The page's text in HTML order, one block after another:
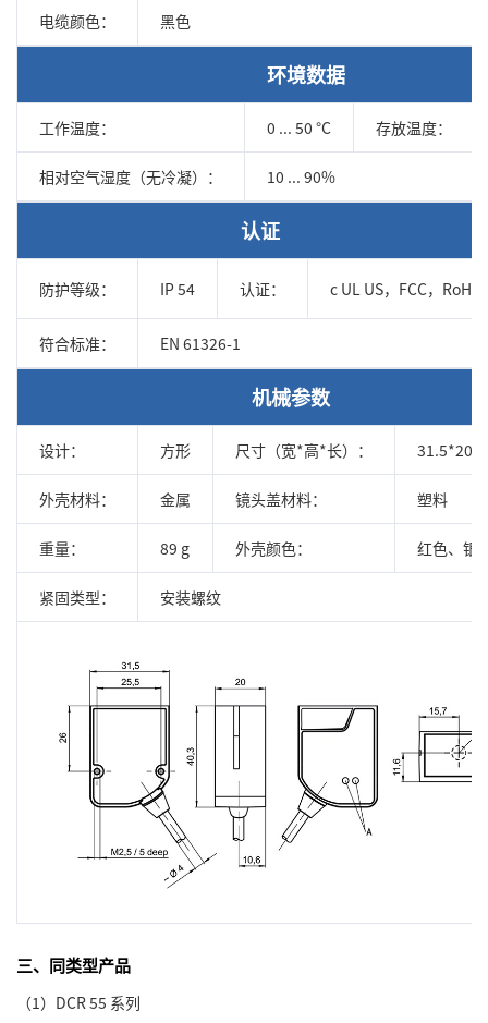
电缆颜色： 黑色
环境数据
工作温度： 0 ... 50 °C 存放温度：
相对空气湿度（无冷凝）： 10 ... 90%
认证
防护等级： IP 54 认证： c UL US，FCC，RoHS
符合标准： EN 61326-1
机械参数
设计： 方形 尺寸（宽*高*长）：
外壳材料： 金属 镜头盖材料： 塑料
重量： 89 g 外壳颜色： 红色、银
紧固类型： 安装螺纹
三、同类型产品
（1）DCR 55 系列